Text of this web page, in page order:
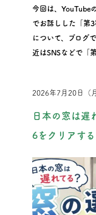
今回は、YouTube
でお話しした「第
について、ブログ
近はSNSなどで「
2026年7月20日（月
日本の窓は遅
6をクリアす